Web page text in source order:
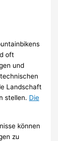
oft
und
Landschaft
stellen. Die
können
zu